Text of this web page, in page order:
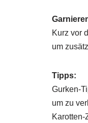
Kurz vor
um
Tipps:
Gurken-
um zu